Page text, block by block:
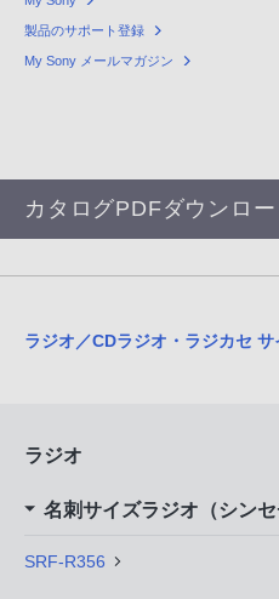
製品のサポート登録
My Sony メールマガジン
カタログPDFダウンロー
ラジオ／CDラジオ・ラジカセ
ラジオ
名刺サイズラジオ（シンセ
SRF-R356